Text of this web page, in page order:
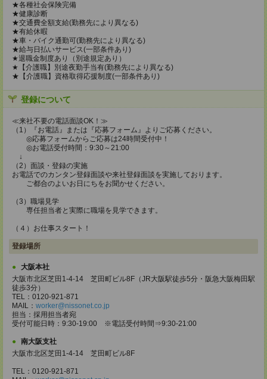
★各種社会保険完備
★健康診断
★交通費全額支給(勤務先により異なる)
★有給休暇
★車・バイク通勤可(勤務先により異なる)
★給与日払いサービス(一部条件あり)
★退職金制度あり（別途規定あり）
★【介護職】別途夜勤手当有(勤務先により異なる)
★【介護職】資格取得応援制度(一部条件あり)
登録について
≪来社不要の電話面談OK！≫
（1）『お電話』または『応募フォーム』よりご応募ください。
◎応募フォームからご応募は24時間受付中！
◎お電話受付時間：9:30～21:00
↓
（2）面談・登録の実施
お電話でのカンタン登録面談や来社登録面談を実施しております。
ご都合のよいお日にちをお聞かせください。
（3）職場見学
専任担当者と実際に職場を見学できます。
（４）お仕事スタート！
登録場所
大阪本社
大阪市北区芝田1-4-14 芝田町ビル8F（JR大阪駅徒歩5分・阪急大阪梅田駅
徒歩3分）
TEL：0120-921-871
MAIL： worker@nissonet.co.jp
担当：採用担当者宛
受付可能日時：9:30-19:00 ※電話受付時間⇒9:30-21:00
南大阪支社
大阪市北区芝田1-4-14 芝田町ビル8F
TEL：0120-921-871